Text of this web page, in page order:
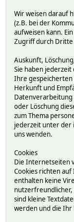
Wir weisen darauf
(z.B. bei der
aufweisen kann.
Zugriff durch Dritte
Auskunft,
Sie haben
Ihre
Herkunft und
Datenverarbeitung
oder Löschung
zum Thema
jederzeit unter der
uns wenden.
Cookies
Die Internetseiten
Cookies richten auf
enthalten keine
nutzerfreundlicher,
sind kleine
werden und die